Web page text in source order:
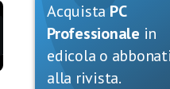
Acquista PC
Professionale in
edicola o abbonati
alla rivista.